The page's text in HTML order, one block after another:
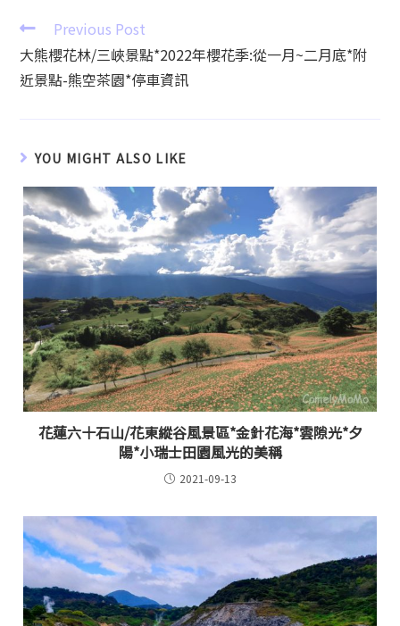
Previous Post
大熊櫻花林/三峽景點*2022年櫻花季:從一月~二月底*附
近景點-熊空茶園*停車資訊
YOU MIGHT ALSO LIKE
花蓮六十石山/花東縱谷風景區*金針花海*雲隙光*夕
陽*小瑞士田園風光的美稱
2021-09-13